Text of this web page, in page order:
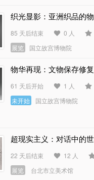
织光显影：亚洲织品的
85 天后结束 0 人
展览
国立故宫博物院
物华再现：文物保存修复
61 天后开始 1 人
未开始
国立故宫博物院
超现实主义：对话中的
22 天后结束 12 人
展览
台北市立美术馆